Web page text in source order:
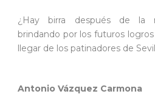
¿Hay birra después de la
brindando por los futuros
llegar de los patinadores de
Antonio Vázquez Carmona